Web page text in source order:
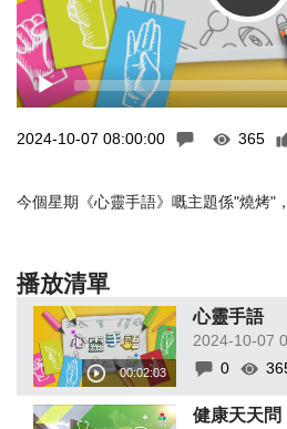
2024-10-07 08:00:00 365
今個星期《心靈手語》嘅主題係"燒烤"
播放清單
心靈手語
2024-10-07
0
健康天天問